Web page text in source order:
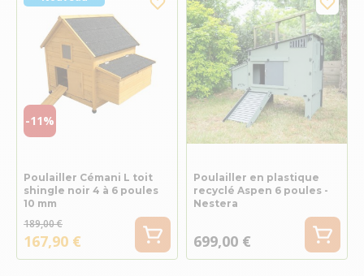
-11%
Poulailler Cémani L toit
shingle noir 4 à 6 poules
10 mm
189,00 €
167,90 €
Poulailler en plastique
recyclé Aspen 6 poules -
Nestera
699,00 €